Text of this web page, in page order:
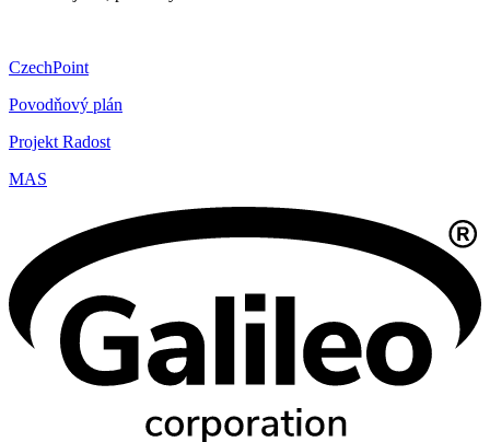
CzechPoint
Povodňový plán
Projekt Radost
MAS